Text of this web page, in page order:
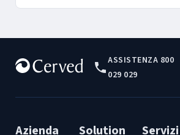
ASSISTENZA 800
029 029
Azienda
Solution